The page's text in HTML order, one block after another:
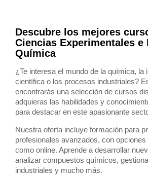
Descubre los mejores
Ciencias Experimentales e
Química
¿Te interesa el mundo de la química, la
científica o los procesos industriales?
encontrarás una selección de cursos
adquieras las habilidades y
para destacar en este apasionante
Nuestra oferta incluye formación para
profesionales avanzados, con
como online. Aprende a desarrollar
analizar compuestos químicos,
industriales y mucho más.